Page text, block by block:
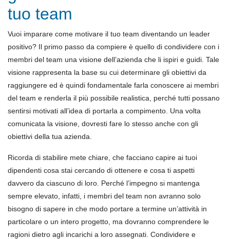
tuo team
Vuoi imparare come motivare il tuo team diventando un leader
positivo? Il primo passo da compiere è quello di condividere con i
membri del team una visione dell’azienda che li ispiri e guidi. Tale
visione rappresenta la base su cui determinare gli obiettivi da
raggiungere ed è quindi fondamentale farla conoscere ai membri
del team e renderla il più possibile realistica, perché tutti possano
sentirsi motivati all’idea di portarla a compimento. Una volta
comunicata la visione, dovresti fare lo stesso anche con gli
obiettivi della tua azienda.
Ricorda di stabilire mete chiare, che facciano capire ai tuoi
dipendenti cosa stai cercando di ottenere e cosa ti aspetti
davvero da ciascuno di loro. Perché l’impegno si mantenga
sempre elevato, infatti, i membri del team non avranno solo
bisogno di sapere in che modo portare a termine un’attività in
particolare o un intero progetto, ma dovranno comprendere le
ragioni dietro agli incarichi a loro assegnati. Condividere e